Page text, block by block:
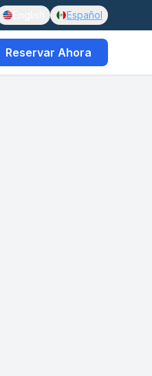
Español
Reservar Ahora